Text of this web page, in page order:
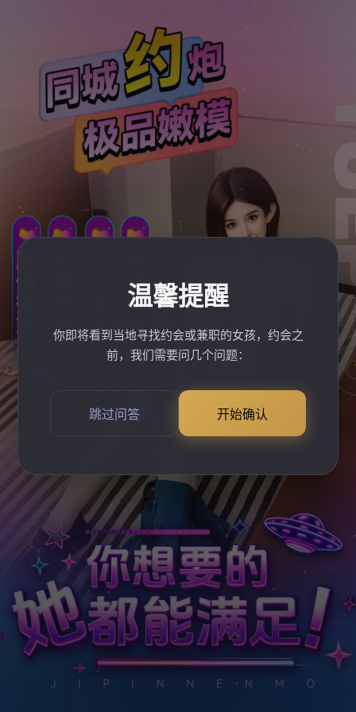
温馨提醒
你即将看到当地寻找约会或兼职的女孩，约会之
前，我们需要问几个问题：
跳过问答 开始确认